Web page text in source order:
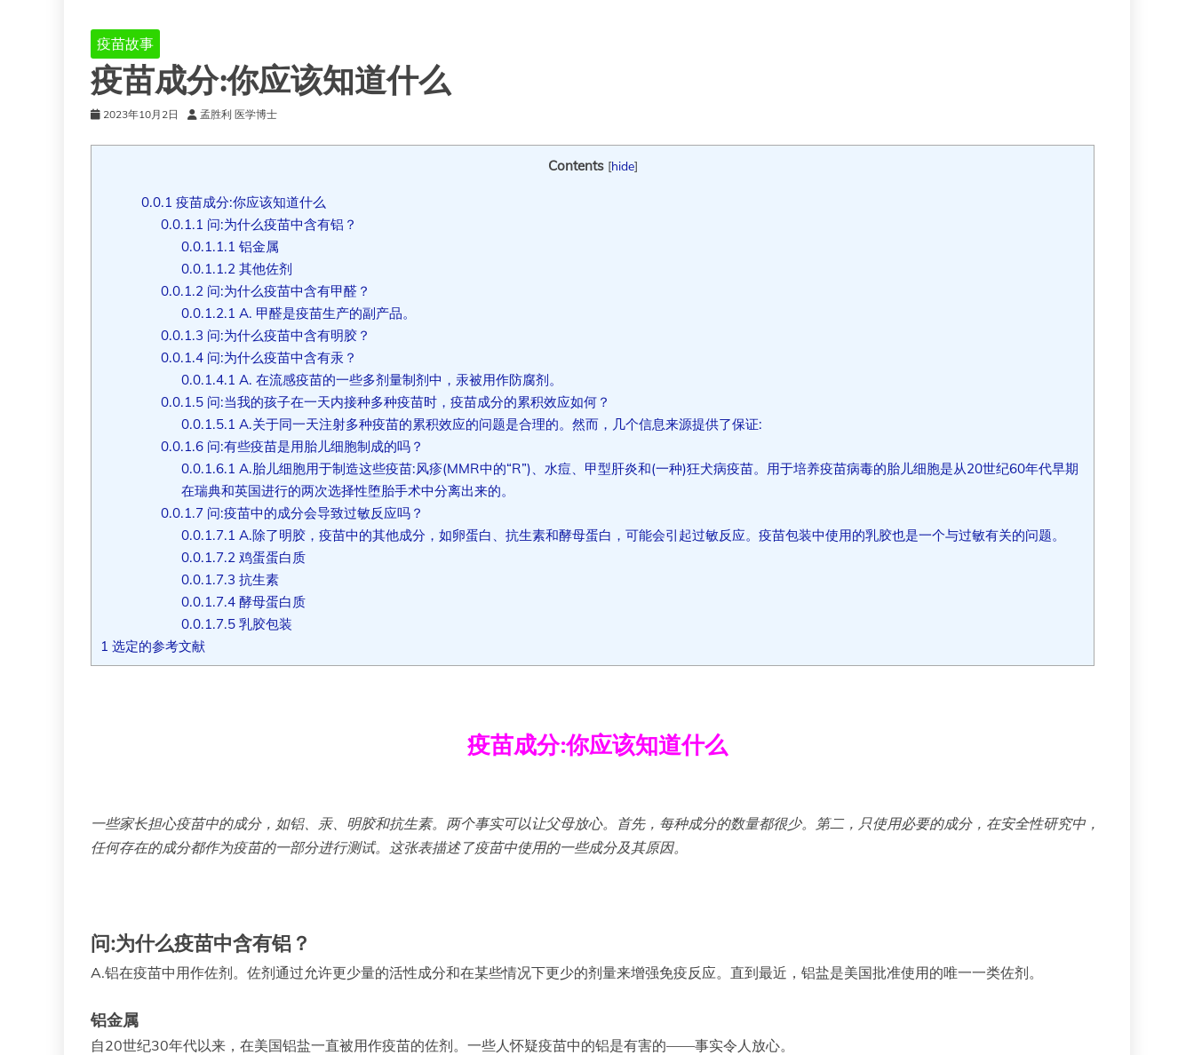
疫苗故事
疫苗成分:你应该知道什么
2023年10月2日 孟胜利 医学博士
Contents [hide]
0.0.1 疫苗成分:你应该知道什么
0.0.1.1 问:为什么疫苗中含有铝？
0.0.1.1.1 铝金属
0.0.1.1.2 其他佐剂
0.0.1.2 问:为什么疫苗中含有甲醛？
0.0.1.2.1 A. 甲醛是疫苗生产的副产品。
0.0.1.3 问:为什么疫苗中含有明胶？
0.0.1.4 问:为什么疫苗中含有汞？
0.0.1.4.1 A. 在流感疫苗的一些多剂量制剂中，汞被用作防腐剂。
0.0.1.5 问:当我的孩子在一天内接种多种疫苗时，疫苗成分的累积效应如何？
0.0.1.5.1 A.关于同一天注射多种疫苗的累积效应的问题是合理的。然而，几个信息来源提供了保证:
0.0.1.6 问:有些疫苗是用胎儿细胞制成的吗？
0.0.1.6.1 A.胎儿细胞用于制造这些疫苗:风疹(MMR中的“R”)、水痘、甲型肝炎和(一种)狂犬病疫苗。用于培养疫苗病毒的胎儿细胞是从20世纪60年代早期
在瑞典和英国进行的两次选择性堕胎手术中分离出来的。
0.0.1.7 问:疫苗中的成分会导致过敏反应吗？
0.0.1.7.1 A.除了明胶，疫苗中的其他成分，如卵蛋白、抗生素和酵母蛋白，可能会引起过敏反应。疫苗包装中使用的乳胶也是一个与过敏有关的问题。
0.0.1.7.2 鸡蛋蛋白质
0.0.1.7.3 抗生素
0.0.1.7.4 酵母蛋白质
0.0.1.7.5 乳胶包装
1 选定的参考文献
疫苗成分:你应该知道什么
一些家长担心疫苗中的成分，如铝、汞、明胶和抗生素。两个事实可以让父母放心。首先，每种成分的数量都很少。第二，只使用必要的成分，在安全性研究中，
任何存在的成分都作为疫苗的一部分进行测试。这张表描述了疫苗中使用的一些成分及其原因。
问:为什么疫苗中含有铝？
A.铝在疫苗中用作佐剂。佐剂通过允许更少量的活性成分和在某些情况下更少的剂量来增强免疫反应。直到最近，铝盐是美国批准使用的唯一一类佐剂。
铝金属
自20世纪30年代以来，在美国铝盐一直被用作疫苗的佐剂。一些人怀疑疫苗中的铝是有害的——事实令人放心。